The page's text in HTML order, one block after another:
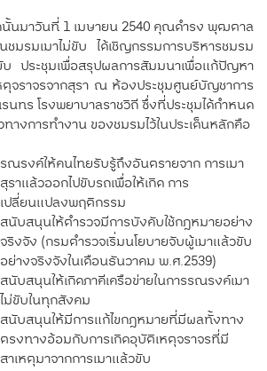
นั้นมาวันที่ 1 เมษายน 2540 คุณดำรง พุฒตาล
ชมรมเมาไม่ขับ ได้เชิญกรรมการบริหารชมรม
บ ประชุมเพื่อสรุปผลการสัมมนาเพื่อแก้ปัญหา
จราจรจากสุรา ณ ห้องประชุมศูนย์บัญชาการ
นทร โรงพยาบาลราชวิถี ซึ่งที่ประชุมได้กำหนด
างการทำงาน ของชมรมไว้ในประเด็นหลักคือ
รณรงค์ให้คนไทยรับรู้ถึงอันตรายจาก การเมา
สุราแล้วออกไปขับรถเพื่อให้เกิด การ
เปลี่ยนแปลงพฤติกรรม
สนับสนุนให้ตำรวจมีการบังคับใช้กฎหมายอย่าง
จริงจัง (กรมตำรวจเริ่มนโยบายจับผู้เมาแล้วขับ
อย่างจริงจังในเดือนธันวาคม พ.ศ.2539)
สนับสนุนให้เกิดภาคีเครือข่ายในการรณรงค์เมา
ไม่ขับในทุกสังคม
สนับสนุนให้มีการแก้ไขกฎหมายที่มีผลทั้งทาง
ตรงทางอ้อมกับการเกิดอุบัติเหตุจราจรที่มี
สาเหตุมาจากการเมาแล้วขับ